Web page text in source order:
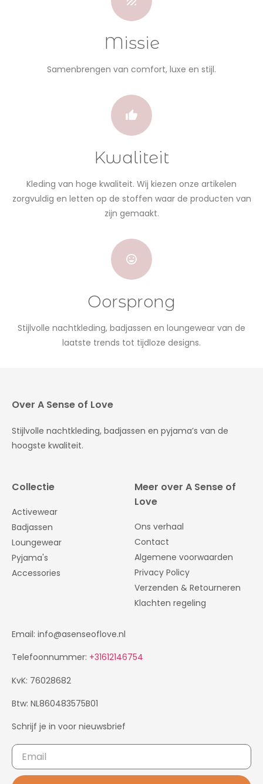
Missie
Samenbrengen van comfort, luxe en stijl.
Kwaliteit
Kleding van hoge kwaliteit. Wij kiezen onze artikelen
zorgvuldig en letten op de stoffen waar de producten van
zijn gemaakt.
Oorsprong
Stijlvolle nachtkleding, badjassen en loungewear van de
laatste trends tot tijdloze designs.
Over A Sense of Love
Stijlvolle nachtkleding, badjassen en pyjama’s van de
hoogste kwaliteit.
Collectie
Activewear
Badjassen
Loungewear
Pyjama's
Accessories
Meer over A Sense of
Love
Ons verhaal
Contact
Algemene voorwaarden
Privacy Policy
Verzenden & Retourneren
Klachten regeling
Email: info@asenseoflove.nl
Telefoonnummer: +31612146754
KvK: 76028682
Btw: NL860483575B01
Schrijf je in voor nieuwsbrief